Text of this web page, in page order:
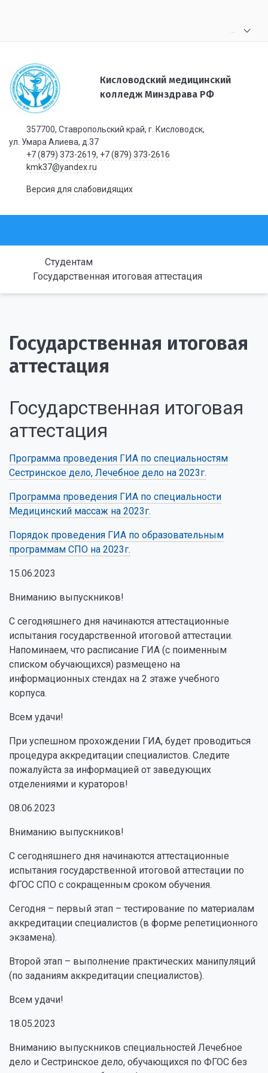
Кисловодский медицинский
колледж Минздрава РФ
357700, Ставропольский край, г. Кисловодск,
ул. Умара Алиева, д.37
+7 (879) 373-2619, +7 (879) 373-2616
kmk37@yandex.ru
Версия для слабовидящих
Студентам
Государственная итоговая аттестация
Государственная итоговая
аттестация
Государственная итоговая
аттестация
Программа проведения ГИА по специальностям
Сестринское дело, Лечебное дело на 2023г.
Программа проведения ГИА по специальности
Медицинский массаж на 2023г.
Порядок проведения ГИА по образовательным
программам СПО на 2023г.
15.06.2023
Вниманию выпускников!
С сегодняшнего дня начинаются аттестационные
испытания государственной итоговой аттестации.
Напоминаем, что расписание ГИА (с поименным
списком обучающихся) размещено на
информационных стендах на 2 этаже учебного
корпуса.
Всем удачи!
При успешном прохождении ГИА, будет проводиться
процедура аккредитации специалистов. Следите
пожалуйста за информацией от заведующих
отделениями и кураторов!
08.06.2023
Вниманию выпускников!
С сегодняшнего дня начинаются аттестационные
испытания государственной итоговой аттестации по
ФГОС СПО с сокращенным сроком обучения.
Сегодня – первый этап – тестирование по материалам
аккредитации специалистов (в форме репетиционного
экзамена).
Второй этап – выполнение практических манипуляций
(по заданиям аккредитации специалистов).
Всем удачи!
18.05.2023
Вниманию выпускников специальностей Лечебное
дело и Сестринское дело, обучающихся по ФГОС без